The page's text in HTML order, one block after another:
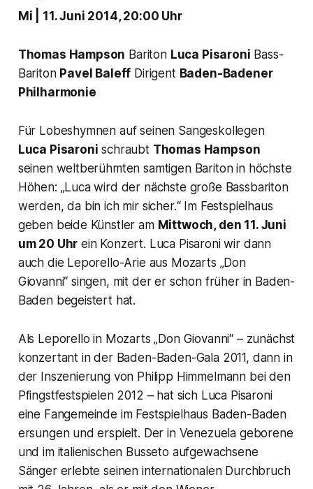
Mi | 11. Juni 2014, 20:00 Uhr
Thomas Hampson Bariton Luca Pisaroni Bass-
Bariton Pavel Baleff Dirigent Baden-Badener
Philharmonie
Für Lobeshymnen auf seinen Sangeskollegen
Luca Pisaroni schraubt Thomas Hampson
seinen weltberühmten samtigen Bariton in höchste
Höhen: „Luca wird der nächste große Bassbariton
werden, da bin ich mir sicher.“ Im Festspielhaus
geben beide Künstler am Mittwoch, den 11. Juni
um 20 Uhr ein Konzert. Luca Pisaroni wir dann
auch die Leporello-Arie aus Mozarts „Don
Giovanni“ singen, mit der er schon früher in Baden-
Baden begeistert hat.
Als Leporello in Mozarts „Don Giovanni“ – zunächst
konzertant in der Baden-Baden-Gala 2011, dann in
der Inszenierung von Philipp Himmelmann bei den
Pfingstfestspielen 2012 – hat sich Luca Pisaroni
eine Fangemeinde im Festspielhaus Baden-Baden
ersungen und erspielt. Der in Venezuela geborene
und im italienischen Busseto aufgewachsene
Sänger erlebte seinen internationalen Durchbruch